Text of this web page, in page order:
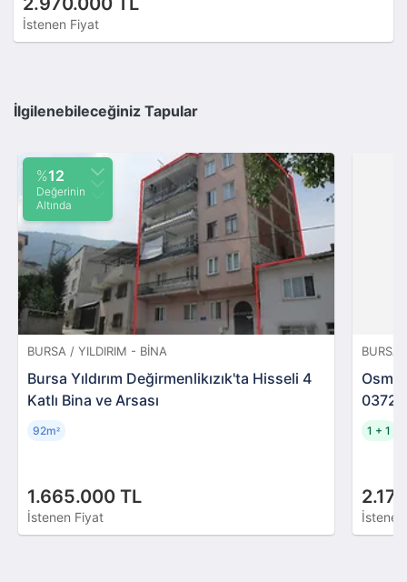
İstenen Fiyat
İlgilenebileceğiniz Tapular
%12
Değerinin
Altında
BURSA / YILDIRIM - BINA
Bursa Yıldırım Değirmenlikızık'ta Hisseli 4
Katlı Bina ve Arsası
1.665.000 TL
İstenen Fiyat
92m²
BURSA
1 + 1